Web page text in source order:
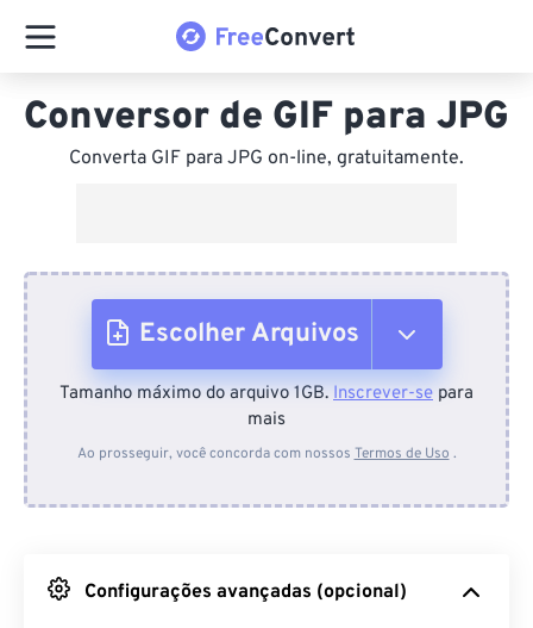
Conversor de GIF para JPG
Converta GIF para JPG on-line, gratuitamente.
Escolher Arquivos
Do dispositivo
Do Google Drive
Tamanho máximo do arquivo 1GB. Inscrever-se para
mais
Ao prosseguir, você concorda com nossos Termos de Uso .
Configurações avançadas (opcional)